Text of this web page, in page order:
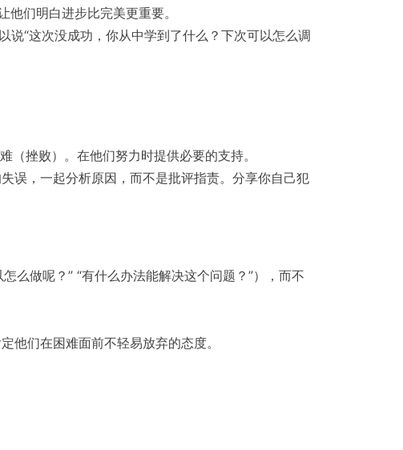
们明白进步比完美更重要。
“这次没成功，你从中学到了什么？下次可以怎么调
挫败）。在他们努力时提供必要的支持。
误，一起分析原因，而不是批评指责。分享你自己犯
么做呢？” “有什么办法能解决这个问题？”），而不
他们在困难面前不轻易放弃的态度。